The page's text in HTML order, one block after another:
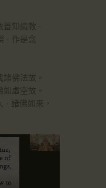
善知識教 ·
· 作是念
佛法故。
虛空故。
· 諸佛如來，